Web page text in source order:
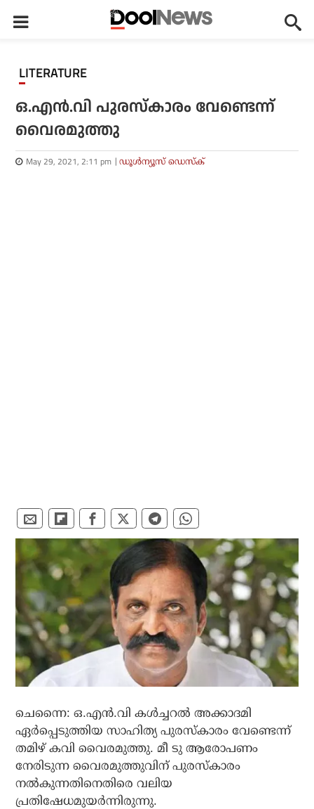
LITERATURE
ഒ.എന്‍.വി പുരസ്‌കാരം വേണ്ടെന്ന്
വൈരമുത്തു
May 29, 2021, 2:11 pm ഡൂള്‍ന്യൂസ് ഡെസ്‌ക്
ചെന്നൈ: ഒ.എന്‍.വി കള്‍ച്ചറല്‍ അക്കാദമി
ഏര്‍പ്പെടുത്തിയ സാഹിത്യ പുരസ്‌കാരം വേണ്ടെന്ന്
തമിഴ് കവി വൈരമുത്തു. മീ ടു ആരോപണം
നേരിടുന്ന വൈരമുത്തുവിന് പുരസ്‌കാരം
നല്‍കുന്നതിനെതിരെ വലിയ
പ്രതിഷേധമുയര്‍ന്നിരുന്നു.